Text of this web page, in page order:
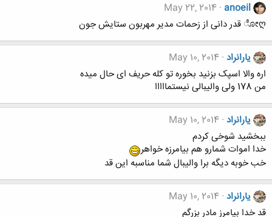
anoeil
May 22, 2014
ೋღ قدر دانی از زحمات مدیر مهربون ستایش جون
یارانراد May 10, 2014
اره والا اسپک بزنید بخوره تو کله حریف ای حال میده
من 178 ولی والیبالی نیستمااااا
یارانراد May 10, 2014
ببخشید شوخی کردم
خدا اموات شمارو هم بیامرزه خواهر
خب خوبه دیگه برا والیبال شما مناسبه این قد
یارانراد May 10, 2014
قد خدا بیامرز مادر بزرگم